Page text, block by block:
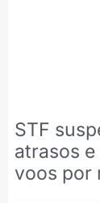
STF
atrasos
voos por